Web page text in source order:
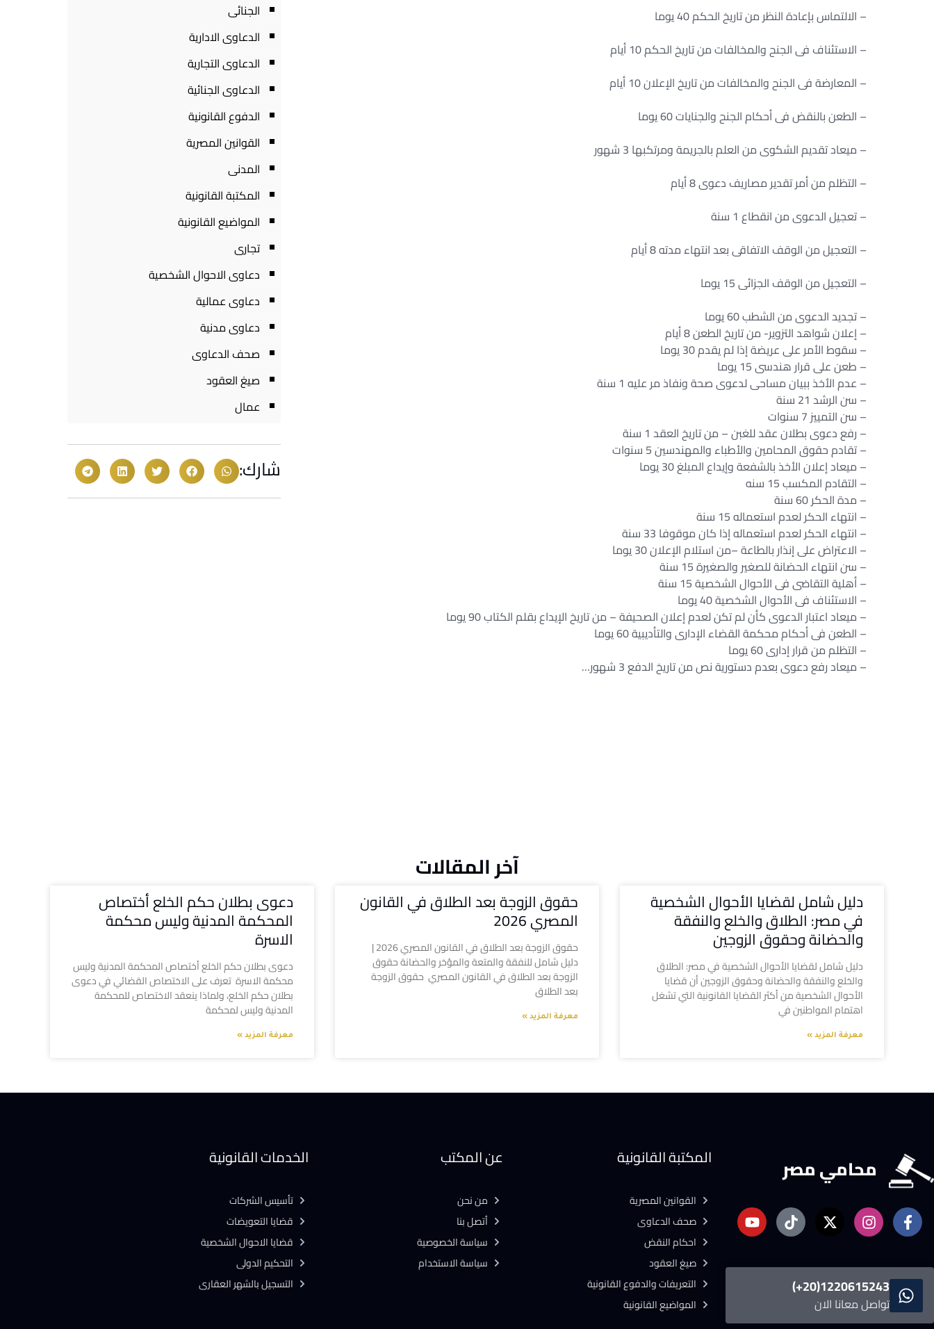
– الالتماس بإعادة النظر من تاريخ الحكم 40 يوما
– الاستئناف فى الجنح والمخالفات من تاريخ الحكم 10 أيام
– المعارضة فى الجنح والمخالفات من تاريخ الإعلان 10 أيام
– الطعن بالنقض فى أحكام الجنح والجنايات 60 يوما
– ميعاد تقديم الشكوى من العلم بالجريمة ومرتكبها 3 شهور
– التظلم من أمر تقدير مصاريف دعوى 8 أيام
– تعجيل الدعوى من انقطاع 1 سنة
– التعجيل من الوقف الاتفاقى بعد انتهاء مدته 8 أيام
– التعجيل من الوقف الجزائى 15 يوما
– تجديد الدعوى من الشطب 60 يوما
– إعلان شواهد التزوير- من تاريخ الطعن 8 أيام
– سقوط الأمر على عريضة إذا لم يقدم 30 يوما
– طعن على قرار هندسى 15 يوما
– عدم الأخذ ببيان مساحى لدعوى صحة ونفاذ مر عليه 1 سنة
– سن الرشد 21 سنة
– سن التمييز 7 سنوات
– رفع دعوى بطلان عقد للغبن – من تاريخ العقد 1 سنة
– تقادم حقوق المحامين والأطباء والمهندسين 5 سنوات
– ميعاد إعلان الأخذ بالشفعة وإيداع المبلغ 30 يوما
– التقادم المكسب 15 سنه
– مدة الحكر 60 سنة
– انتهاء الحكر لعدم استعماله 15 سنة
– انتهاء الحكر لعدم استعماله إذا كان موقوفا 33 سنة
– الاعتراض على إنذار بالطاعة –من استلام الإعلان 30 يوما
– سن انتهاء الحضانة للصغير والصغيرة 15 سنة
– أهلية التقاضى فى الأحوال الشخصية 15 سنة
– الاستئناف فى الأحوال الشخصية 40 يوما
– ميعاد اعتبار الدعوى كأن لم تكن لعدم إعلان الصحيفة – من تاريخ الإيداع بقلم الكتاب 90 يوما
– الطعن فى أحكام محكمة القضاء الإدارى والتأديبية 60 يوما
– التظلم من قرار إدارى 60 يوما
– ميعاد رفع دعوى بعدم دستورية نص من تاريخ الدفع 3 شهور…
الجنائى
الدعاوى الادارية
الدعاوى التجارية
الدعاوى الجنائية
الدفوع القانونية
القوانين المصرية
المدنى
المكتبة القانونية
المواضيع القانونية
تجارى
دعاوى الاحوال الشخصية
دعاوى عمالية
دعاوى مدنية
صحف الدعاوى
صيغ العقود
عمال
شارك:
آخر المقالات
دليل شامل لقضايا الأحوال الشخصية
في مصر: الطلاق والخلع والنفقة
والحضانة وحقوق الزوجين
دليل شامل لقضايا الأحوال الشخصية في مصر: الطلاق
والخلع والنفقة والحضانة وحقوق الزوجين أن قضايا
الأحوال الشخصية من أكثر القضايا القانونية التي تشغل
اهتمام المواطنين في
معرفة المزيد »
حقوق الزوجة بعد الطلاق في القانون
المصري 2026
حقوق الزوجة بعد الطلاق في القانون المصري 2026 |
دليل شامل للنفقة والمتعة والمؤخر والحضانة حقوق
الزوجة بعد الطلاق في القانون المصري حقوق الزوجة
بعد الطلاق
معرفة المزيد »
دعوى بطلان حكم الخلع أختصاص
المحكمة المدنية وليس محكمة
الاسرة
دعوى بطلان حكم الخلع أختصاص المحكمة المدنية وليس
محكمة الاسرة تعرف على الاختصاص القضائي في دعوى
بطلان حكم الخلع، ولماذا ينعقد الاختصاص للمحكمة
المدنية وليس لمحكمة
معرفة المزيد »
محامي مصر
1220615243(20+)
تواصل معانا الان
المكتبة القانونية
القوانين المصرية
صحف الدعاوى
احكام النقض
صيغ العقود
التعريفات والدفوع القانونية
المواضيع القانونية
عن المكتب
من نحن
أتصل بنا
سياسة الخصوصية
سياسة الاستخدام
الخدمات القانونية
تأسيس الشركات
قضايا التعويضات
قضايا الاحوال الشخصية
التحكيم الدولى
التسجيل بالشهر العقارى